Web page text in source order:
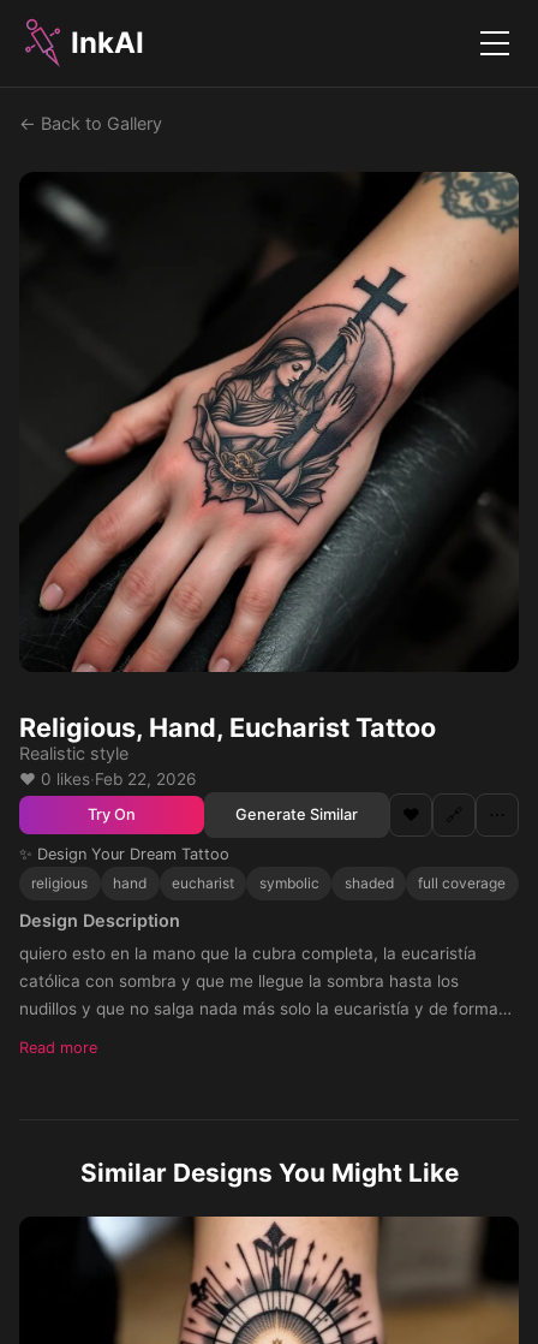
InkAI Menu
← Back to Gallery
Religious, Hand, Eucharist Tattoo
Realistic style
❤️ 0 likes·Feb 22, 2026
Try On Generate Similar ❤️ 🔗 ⋯
✨ Design Your Dream Tattoo
religious
hand eucharist symbolic shaded full coverage
Design Description
quiero esto en la mano que la cubra completa, la eucaristía
católica con sombra y que me llegue la sombra hasta los
nudillos y que no salga nada más solo la eucaristía y de forma
Read more
Similar Designs You Might Like